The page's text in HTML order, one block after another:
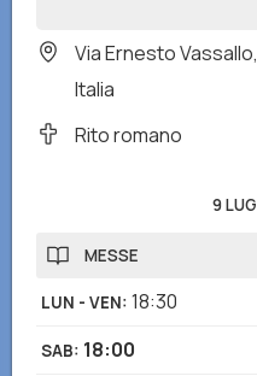
Via Ernesto
Italia
Rito romano
9 LUG
MESSE
LUN - VEN: 18:30
SAB: 18:00